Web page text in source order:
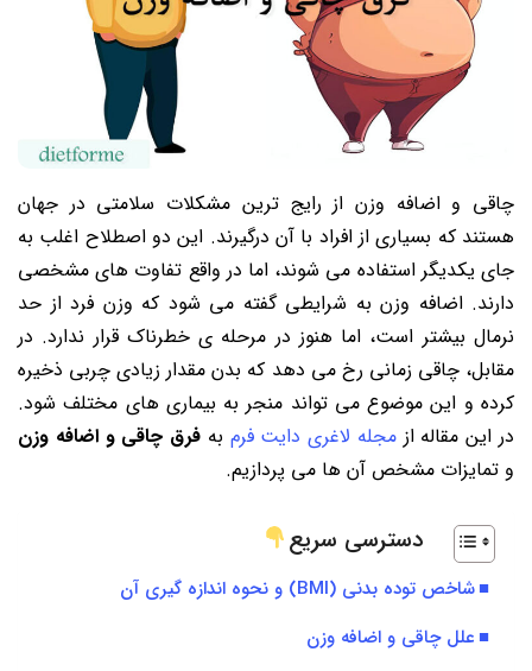
چاقی و اضافه وزن از رایج ترین مشکلات سلامتی در جهان
هستند که بسیاری از افراد با آن درگیرند. این دو اصطلاح اغلب به
جای یکدیگر استفاده می شوند، اما در واقع تفاوت های مشخصی
دارند. اضافه وزن به شرایطی گفته می شود که وزن فرد از حد
نرمال بیشتر است، اما هنوز در مرحله ی خطرناک قرار ندارد. در
مقابل، چاقی زمانی رخ می دهد که بدن مقدار زیادی چربی ذخیره
کرده و این موضوع می تواند منجر به بیماری های مختلف شود.
در این مقاله ازمجله لاغری دایت فرم به فرق چاقی و اضافه وزن
و تمایزات مشخص آن ها می پردازیم.
دسترسی سریع
شاخص توده بدنی (BMI) و نحوه اندازه گیری آن
علل چاقی و اضافه وزن